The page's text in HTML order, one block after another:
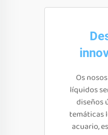
Os
líquidos
diseños
temáticas
acuario,